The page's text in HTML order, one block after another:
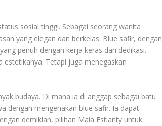
sosial tinggi. Sebagai seorang wanita
yang elegan dan berkelas. Blue safir, dengan
penuh dengan kerja keras dan dedikasi.
estetikanya. Tetapi juga menegaskan
budaya. Di mana ia di anggap sebagai batu
dengan mengenakan blue safir. Ia dapat
demikian, pilihan Maia Estianty untuk